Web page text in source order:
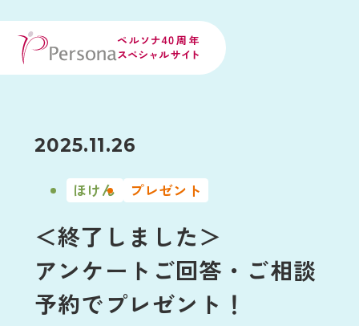
2025.11.26
ほけん プレゼント
＜終了しました＞
アンケートご回答・ご相談
予約でプレゼント！